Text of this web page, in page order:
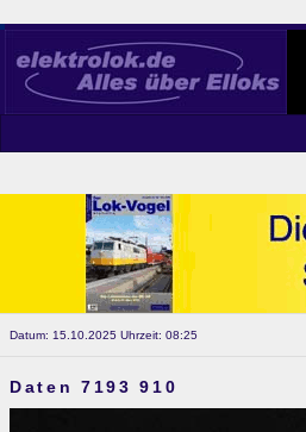
Datum: 15.10.2025 Uhrzeit: 08:25
Daten 7193 910